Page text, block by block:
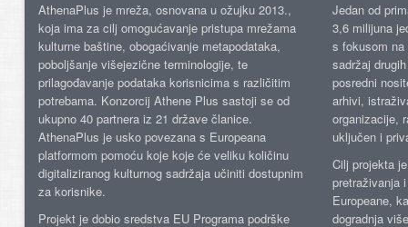
AthenaPlus je mreža, osnovana u ožujku 2013.,
koja ima za cilj omogućavanje pristupa mrežama
kulturne baštine, obogaćivanje metapodataka,
poboljšanje višejezične terminologije, te
prilagođavanje podataka korisnicima s različitim
potrebama. Konzorcij Athene Plus sastoji se od
ukupno 40 partnera iz 21 države članice.
AthenaPlus je usko povezana s Europeana
platformom pomoću koje koje će veliku količinu
digitaliziranog kulturnog sadržaja učiniti dostupnim
za korisnike.
Projekt je dobio sredstva EU Programa podrške
Jedan od
3,6 milijuna
s fokusom
sadržaj
posredni
arhivi,
organizacije,
uključen i
Cilj projekta
pretraživanja
Europeane,
dogradnja